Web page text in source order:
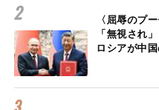
〈屈辱のプ
「無視され
ロシアが中